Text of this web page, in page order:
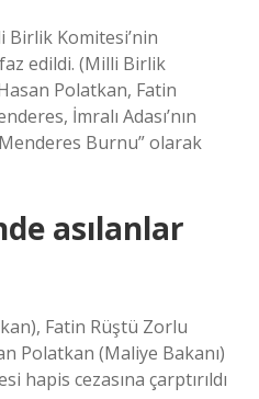
Birlik Komitesi’nin
edildi. (Milli Birlik
Polatkan, Fatin
İmralı Adası’nın
Burnu” olarak
asılanlar
Fatin Rüştü Zorlu
Polatkan (Maliye Bakanı)
hapis cezasına çarptırıldı